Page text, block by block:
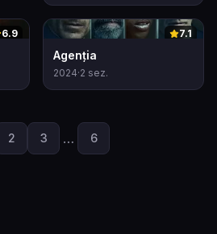
6.9 0 7.1
Agenția
2024·2 sez.
2 3 … 6